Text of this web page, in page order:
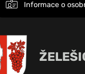
Informace o